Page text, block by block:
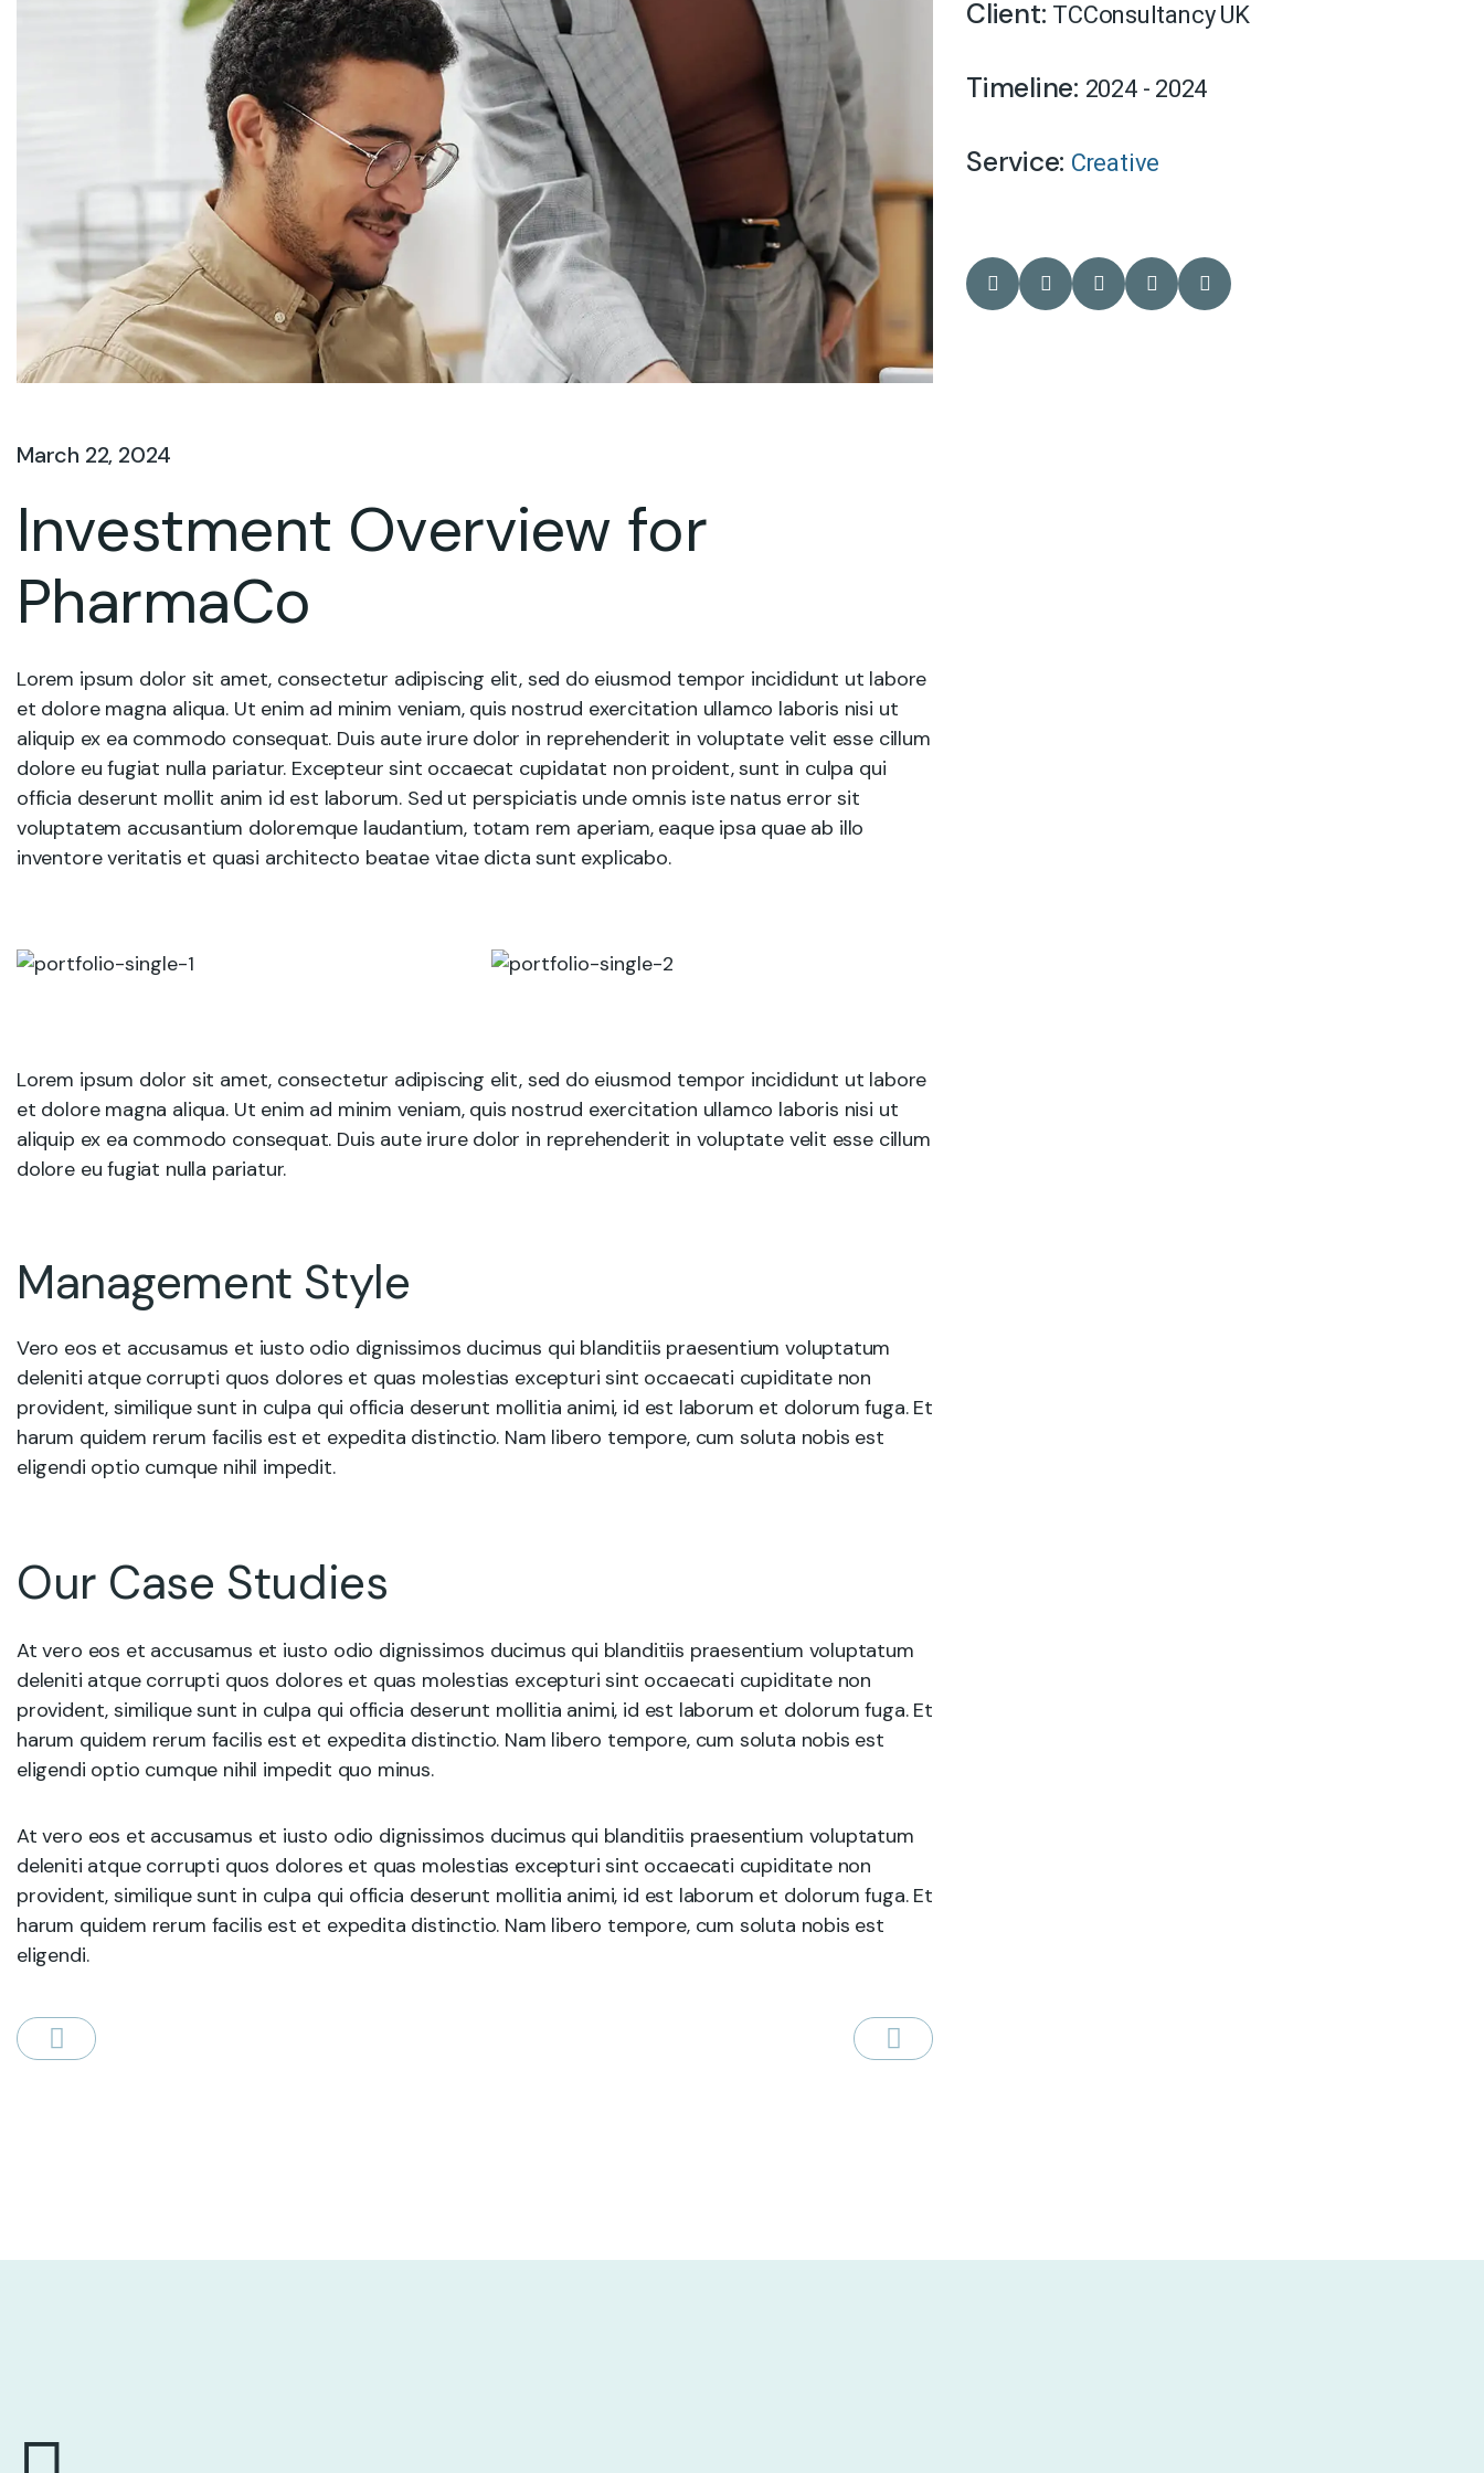
March 22, 2024
Investment Overview for
PharmaCo
Lorem ipsum dolor sit amet, consectetur adipiscing elit, sed do eiusmod tempor incididunt ut labore
et dolore magna aliqua. Ut enim ad minim veniam, quis nostrud exercitation ullamco laboris nisi ut
aliquip ex ea commodo consequat. Duis aute irure dolor in reprehenderit in voluptate velit esse cillum
dolore eu fugiat nulla pariatur. Excepteur sint occaecat cupidatat non proident, sunt in culpa qui
officia deserunt mollit anim id est laborum. Sed ut perspiciatis unde omnis iste natus error sit
voluptatem accusantium doloremque laudantium, totam rem aperiam, eaque ipsa quae ab illo
inventore veritatis et quasi architecto beatae vitae dicta sunt explicabo.
Lorem ipsum dolor sit amet, consectetur adipiscing elit, sed do eiusmod tempor incididunt ut labore
et dolore magna aliqua. Ut enim ad minim veniam, quis nostrud exercitation ullamco laboris nisi ut
aliquip ex ea commodo consequat. Duis aute irure dolor in reprehenderit in voluptate velit esse cillum
dolore eu fugiat nulla pariatur.
Management Style
Vero eos et accusamus et iusto odio dignissimos ducimus qui blanditiis praesentium voluptatum
deleniti atque corrupti quos dolores et quas molestias excepturi sint occaecati cupiditate non
provident, similique sunt in culpa qui officia deserunt mollitia animi, id est laborum et dolorum fuga. Et
harum quidem rerum facilis est et expedita distinctio. Nam libero tempore, cum soluta nobis est
eligendi optio cumque nihil impedit.
Our Case Studies
At vero eos et accusamus et iusto odio dignissimos ducimus qui blanditiis praesentium voluptatum
deleniti atque corrupti quos dolores et quas molestias excepturi sint occaecati cupiditate non
provident, similique sunt in culpa qui officia deserunt mollitia animi, id est laborum et dolorum fuga. Et
harum quidem rerum facilis est et expedita distinctio. Nam libero tempore, cum soluta nobis est
eligendi optio cumque nihil impedit quo minus.
At vero eos et accusamus et iusto odio dignissimos ducimus qui blanditiis praesentium voluptatum
deleniti atque corrupti quos dolores et quas molestias excepturi sint occaecati cupiditate non
provident, similique sunt in culpa qui officia deserunt mollitia animi, id est laborum et dolorum fuga. Et
harum quidem rerum facilis est et expedita distinctio. Nam libero tempore, cum soluta nobis est
eligendi.
Client: TCConsultancy UK
Timeline: 2024 - 2024
Service: Creative